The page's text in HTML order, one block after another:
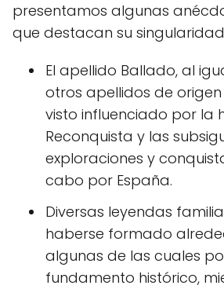
presentamos algunas
que destacan su
El apellido Ballado, al
otros apellidos de
visto influenciado por la
Reconquista y las
exploraciones y
cabo por España.
Diversas leyendas
haberse formado
algunas de las cuales
fundamento histórico,